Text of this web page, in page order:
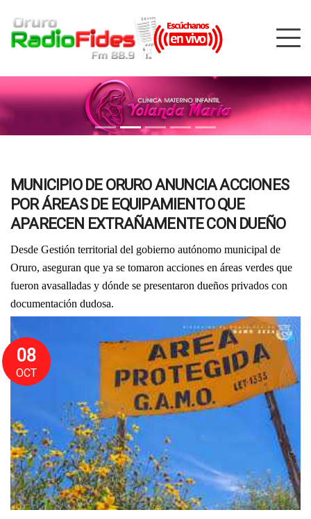
MUNICIPIO DE ORURO ANUNCIA ACCIONES
POR ÁREAS DE EQUIPAMIENTO QUE
APARECEN EXTRAÑAMENTE CON DUEÑO
Desde Gestión territorial del gobierno autónomo municipal de
Oruro, aseguran que ya se tomaron acciones en áreas verdes que
fueron avasalladas y dónde se presentaron dueños privados con
documentación dudosa.
08
OCT